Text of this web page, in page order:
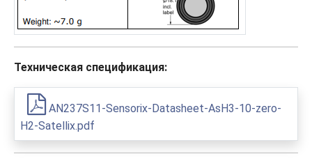
Техническая спецификация:
AN237S11-Sensorix-Datasheet-AsH3-10-zero-
H2-Satellix.pdf